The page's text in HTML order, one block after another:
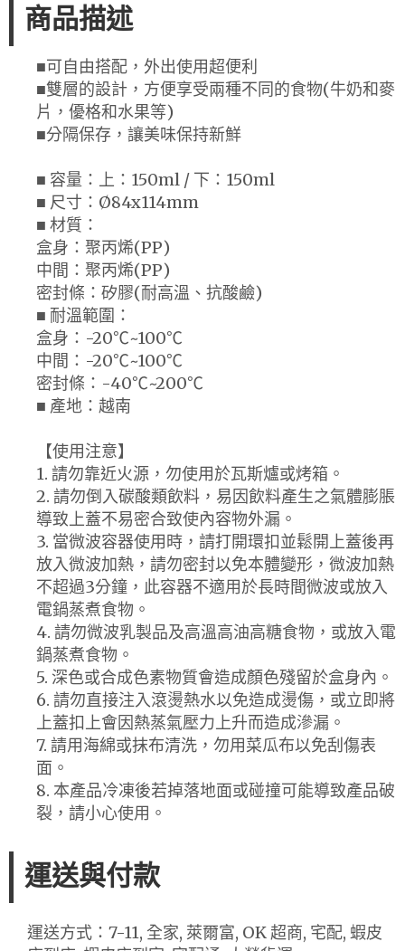
商品描述
■可自由搭配，外出使用超便利
■雙層的設計，方便享受兩種不同的食物(牛奶和麥
片，優格和水果等)
■分隔保存，讓美味保持新鮮
■ 容量：上：150ml / 下：150ml
■ 尺寸：Ø84x114mm
■ 材質：
盒身：聚丙烯(PP)
中間：聚丙烯(PP)
密封條：矽膠(耐高溫、抗酸鹼)
■ 耐溫範圍：
盒身：-20℃~100℃
中間：-20℃~100℃
密封條：-40℃~200℃
■ 產地：越南
【使用注意】
1. 請勿靠近火源，勿使用於瓦斯爐或烤箱。
2. 請勿倒入碳酸類飲料，易因飲料產生之氣體膨脹
導致上蓋不易密合致使內容物外漏。
3. 當微波容器使用時，請打開環扣並鬆開上蓋後再
放入微波加熱，請勿密封以免本體變形，微波加熱
不超過3分鐘，此容器不適用於長時間微波或放入
電鍋蒸煮食物。
4. 請勿微波乳製品及高溫高油高糖食物，或放入電
鍋蒸煮食物。
5. 深色或合成色素物質會造成顏色殘留於盒身內。
6. 請勿直接注入滾燙熱水以免造成燙傷，或立即將
上蓋扣上會因熱蒸氣壓力上升而造成滲漏。
7. 請用海綿或抹布清洗，勿用菜瓜布以免刮傷表
面。
8. 本產品冷凍後若掉落地面或碰撞可能導致產品破
裂，請小心使用。
運送與付款
運送方式：7-11, 全家, 萊爾富, OK 超商, 宅配, 蝦皮